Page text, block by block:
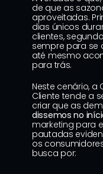
de que as
aproveitadas.
dias únicos
clientes,
sempre para se
até mesmo
para trás.
Neste cenário,
Cliente tende a
criar que as
dissemos no
marketing para
pautadas
os
busca por: